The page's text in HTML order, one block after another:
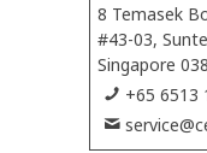
8 Temasek
#43-03,
Singapore
+65 6513